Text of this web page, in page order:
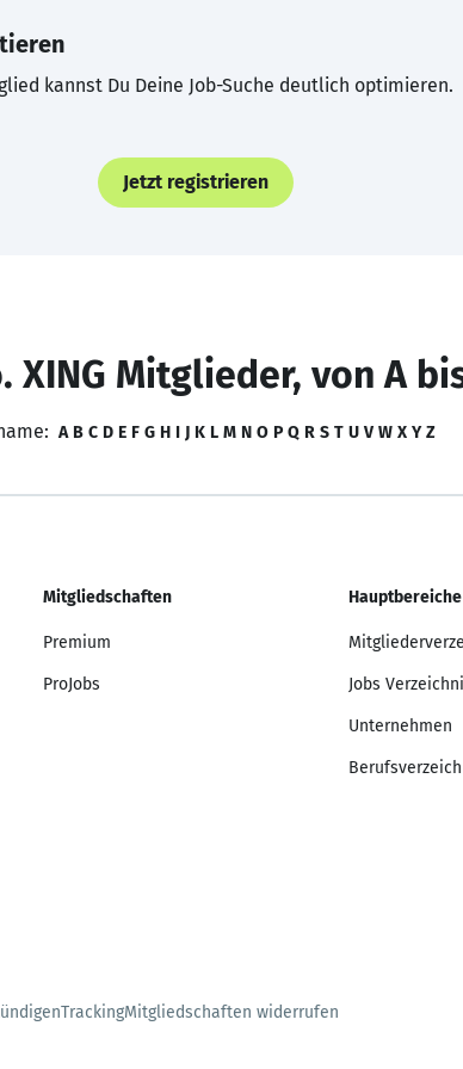
kannst Du Deine Job-Suche deutlich optimieren.
Jetzt registrieren
XING Mitglieder, von A
A B C D E F G H I J K L M N O P Q R S T U V W X Y Z
Mitgliedschaften
Premium
ProJobs
Hauptbereiche
Jobs
Unternehmen
TrackingMitgliedschaften widerrufen